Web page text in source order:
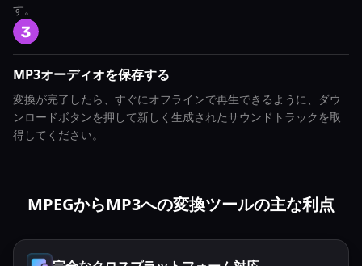
す。
MP3オーディオを保存する
変換が完了したら、すぐにオフラインで再生できるように、ダウ
ンロードボタンを押して新しく生成されたサウンドトラックを取
得してください。
MPEGからMP3への変換ツールの主な利点